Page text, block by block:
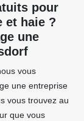
pour
et haie ?
une
vous
une entreprise
vous trouvez au
que vous